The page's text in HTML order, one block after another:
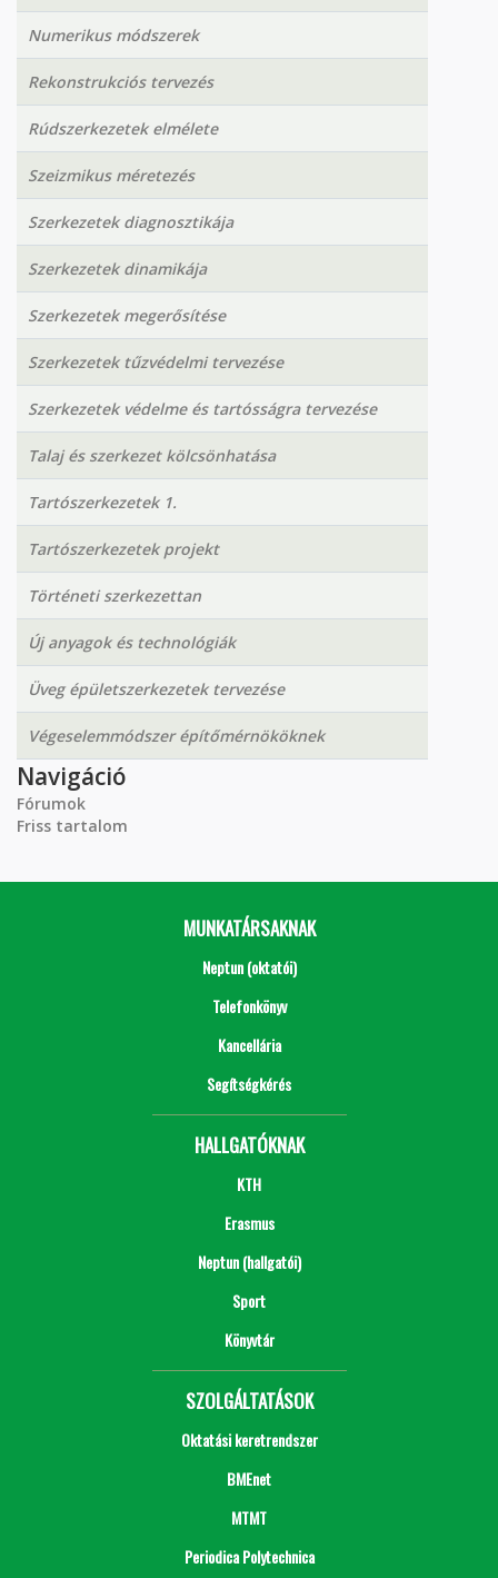
Numerikus módszerek
Rekonstrukciós tervezés
Rúdszerkezetek elmélete
Szeizmikus méretezés
Szerkezetek diagnosztikája
Szerkezetek dinamikája
Szerkezetek megerősítése
Szerkezetek tűzvédelmi tervezése
Szerkezetek védelme és tartósságra tervezése
Talaj és szerkezet kölcsönhatása
Tartószerkezetek 1.
Tartószerkezetek projekt
Történeti szerkezettan
Új anyagok és technológiák
Üveg épületszerkezetek tervezése
Végeselemmódszer építőmérnököknek
Navigáció
Fórumok
Friss tartalom
MUNKATÁRSAKNAK
Neptun (oktatói)
Telefonkönyv
Kancellária
Segítségkérés
HALLGATÓKNAK
KTH
Erasmus
Neptun (hallgatói)
Sport
Könyvtár
SZOLGÁLTATÁSOK
Oktatási keretrendszer
BMEnet
MTMT
Periodica Polytechnica